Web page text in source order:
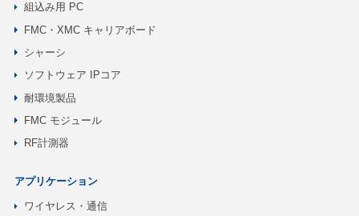
組込み用 PC
FMC・XMC キャリアボード
シャーシ
ソフトウェア IPコア
耐環境製品
FMC モジュール
RF計測器
アプリケーション
ワイヤレス・通信